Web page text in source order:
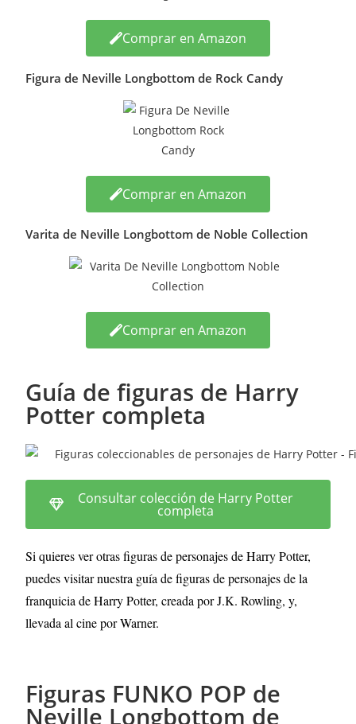
Comprar en Amazon
Figura de Neville Longbottom de Rock Candy
Comprar en Amazon
Varita de Neville Longbottom de Noble Collection
Comprar en Amazon
Guía de figuras de Harry
Potter completa
Consultar colección de Harry Potter
completa
Si quieres ver otras figuras de personajes de Harry Potter,
puedes visitar nuestra guía de figuras de personajes de la
franquicia de Harry Potter, creada por J.K. Rowling, y,
llevada al cine por Warner.
Figuras FUNKO POP de
Neville Longbottom de